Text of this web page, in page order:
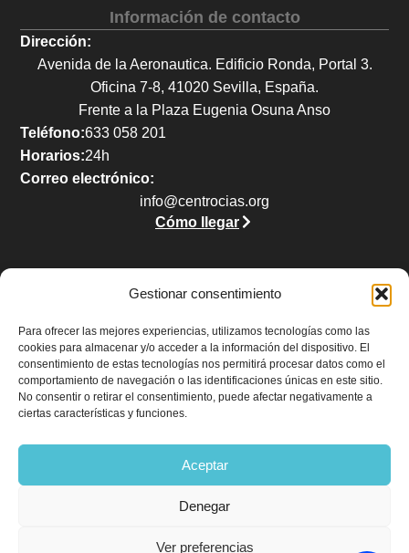
Gestionar consentimiento
Para ofrecer las mejores experiencias, utilizamos tecnologías como las
cookies para almacenar y/o acceder a la información del dispositivo. El
consentimiento de estas tecnologías nos permitirá procesar datos como el
comportamiento de navegación o las identificaciones únicas en este sitio.
No consentir o retirar el consentimiento, puede afectar negativamente a
ciertas características y funciones.
Aceptar
Denegar
Ver preferencias
Información de contacto
Dirección:
Avenida de la Aeronautica. Edificio Ronda, Portal 3.
Oficina 7-8, 41020 Sevilla, España.
Frente a la Plaza Eugenia Osuna Anso
Teléfono:633 058 201
Horarios:24h
Correo electrónico:
info@centrocias.org
Cómo llegar
Aviso legal
Política de privacidad
Política de cookies (UE)
Accesibilidad